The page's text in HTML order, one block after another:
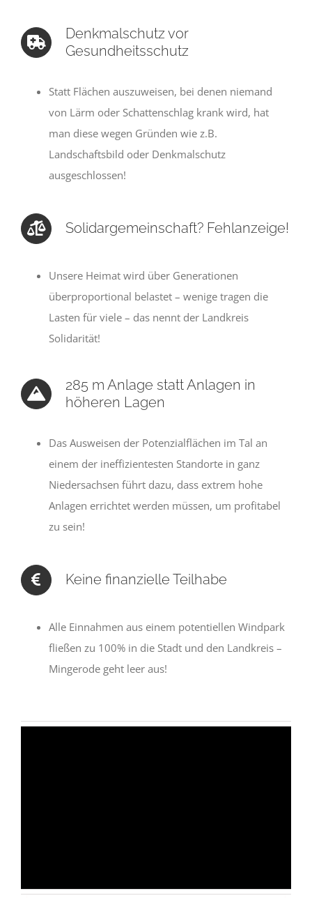
Denkmalschutz vor
Gesundheitsschutz
Statt Flächen auszuweisen, bei denen niemand
von Lärm oder Schattenschlag krank wird, hat
man diese wegen Gründen wie z.B.
Landschaftsbild oder Denkmalschutz
ausgeschlossen!
Solidargemeinschaft? Fehlanzeige!
Unsere Heimat wird über Generationen
überproportional belastet – wenige tragen die
Lasten für viele – das nennt der Landkreis
Solidarität!
285 m Anlage statt Anlagen in
höheren Lagen
Das Ausweisen der Potenzialflächen im Tal an
einem der ineffizientesten Standorte in ganz
Niedersachsen führt dazu, dass extrem hohe
Anlagen errichtet werden müssen, um profitabel
zu sein!
Keine finanzielle Teilhabe
Alle Einnahmen aus einem potentiellen Windpark
fließen zu 100% in die Stadt und den Landkreis –
Mingerode geht leer aus!